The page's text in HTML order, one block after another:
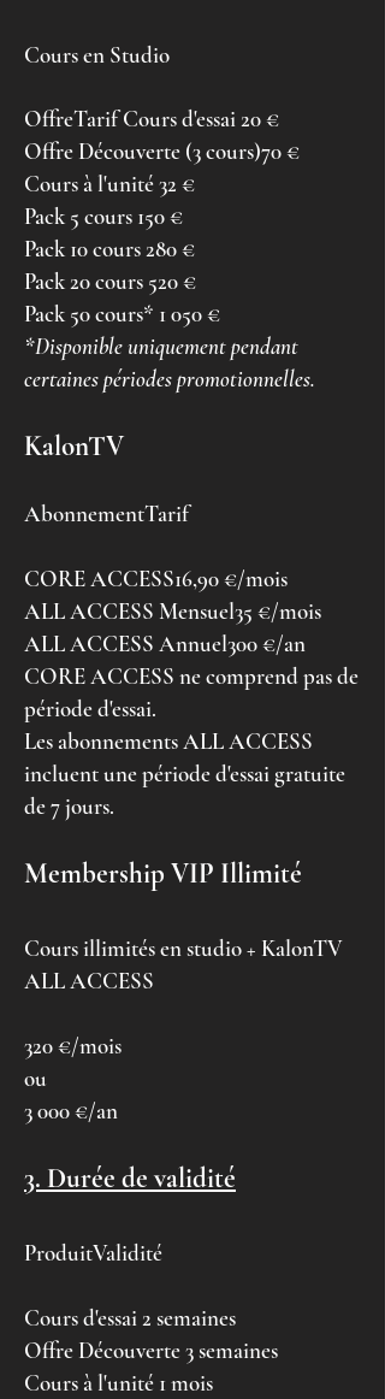
Cours en Studio
OffreTarifCours d'essai 20 €
Offre Découverte (3 cours)70 €
Cours à l'unité 32 €
Pack 5 cours 150 €
Pack 10 cours 280 €
Pack 20 cours 520 €
Pack 50 cours* 1 050 €
*Disponible uniquement pendant
certaines périodes promotionnelles.
KalonTV
AbonnementTarif
CORE ACCESS16,90 €/mois
ALL ACCESS Mensuel35 €/mois
ALL ACCESS Annuel300 €/an
CORE ACCESS ne comprend pas de
période d'essai.
Les abonnements ALL ACCESS
incluent une période d'essai gratuite
de 7 jours.
Membership VIP Illimité
Cours illimités en studio + KalonTV
ALL ACCESS
320 €/mois
ou
3 000 €/an
3. Durée de validité
ProduitValidité
Cours d'essai 2 semaines
Offre Découverte 3 semaines
Cours à l'unité 1 mois